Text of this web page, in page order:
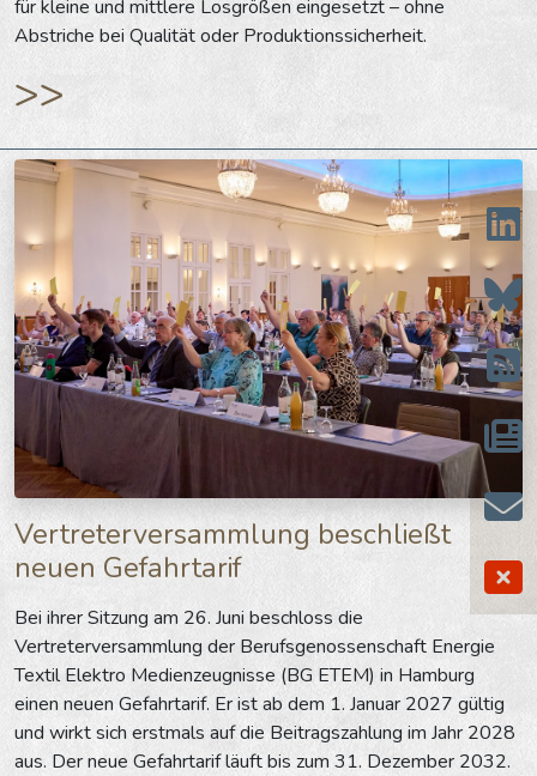
für kleine und mittlere Losgrößen eingesetzt – ohne
Abstriche bei Qualität oder Produktionssicherheit.
>>
Vertreterversammlung beschließt
neuen Gefahrtarif
Bei ihrer Sitzung am 26. Juni beschloss die
Vertreterversammlung der Berufsgenossenschaft Energie
Textil Elektro Medienzeugnisse (BG ETEM) in Hamburg
einen neuen Gefahrtarif. Er ist ab dem 1. Januar 2027 gültig
und wirkt sich erstmals auf die Beitragszahlung im Jahr 2028
aus. Der neue Gefahrtarif läuft bis zum 31. Dezember 2032.